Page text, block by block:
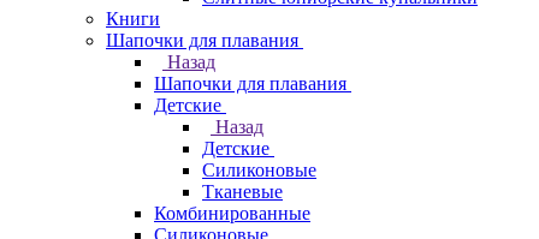
Книги
Шапочки для плавания
Назад
Шапочки для плавания
Детские
Назад
Детские
Силиконовые
Тканевые
Комбинированные
Силиконовые